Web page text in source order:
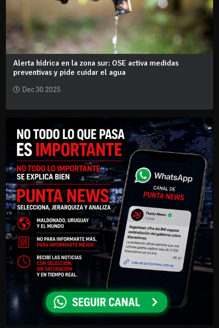
Alerta hídrica en la zona sur: OSE activa medidas
preventivas y pide cuidar el agua
Dec 30 2025